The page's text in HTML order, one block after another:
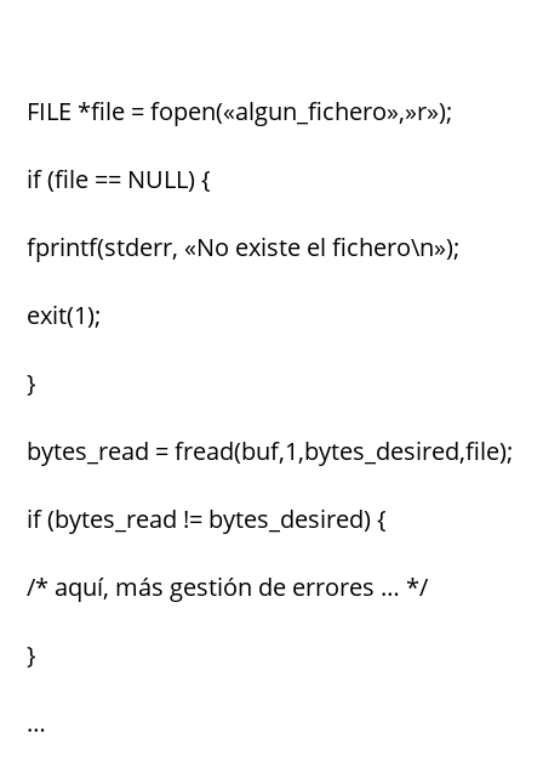
FILE *file = fopen(«algun_fichero»,»r»);
if (file == NULL) {
fprintf(stderr, «No existe el fichero\n»);
exit(1);
}
bytes_read = fread(buf,1,bytes_desired,file);
if (bytes_read != bytes_desired) {
/* aquí, más gestión de errores … */
}
…